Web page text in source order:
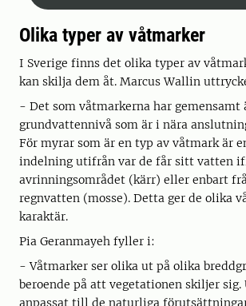
Olika typer av våtmarker
I Sverige finns det olika typer av
kan skilja dem åt. Marcus Wallin
- Det som våtmarkerna har gemensamt
grundvattennivå som är i nära
För myrar som är en typ av våtmark är
indelning utifrån var de får sitt vatten
avrinningsområdet (kärr) eller enbart
regnvatten (mosse). Detta ger de olika
karaktär.
Pia Geranmayeh fyller i:
- Våtmarker ser olika ut på olika
beroende på att vegetationen skiljer sig.
anpassat till de naturliga